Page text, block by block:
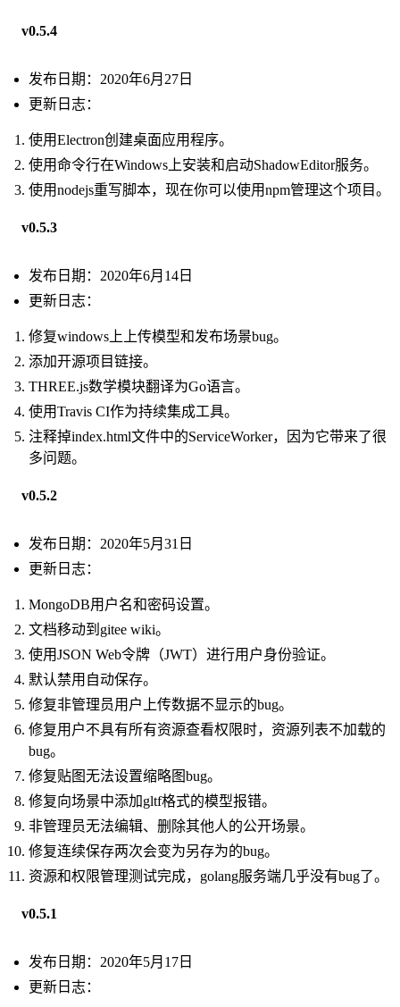
v0.5.4
发布日期：2020年6月27日
更新日志：
使用Electron创建桌面应用程序。
使用命令行在Windows上安装和启动ShadowEditor服务。
使用nodejs重写脚本，现在你可以使用npm管理这个项目。
v0.5.3
发布日期：2020年6月14日
更新日志：
修复windows上上传模型和发布场景bug。
添加开源项目链接。
THREE.js数学模块翻译为Go语言。
使用Travis CI作为持续集成工具。
注释掉index.html文件中的ServiceWorker，因为它带来了很
多问题。
v0.5.2
发布日期：2020年5月31日
更新日志：
MongoDB用户名和密码设置。
文档移动到gitee wiki。
使用JSON Web令牌（JWT）进行用户身份验证。
默认禁用自动保存。
修复非管理员用户上传数据不显示的bug。
修复用户不具有所有资源查看权限时，资源列表不加载的
bug。
修复贴图无法设置缩略图bug。
修复向场景中添加gltf格式的模型报错。
非管理员无法编辑、删除其他人的公开场景。
修复连续保存两次会变为另存为的bug。
资源和权限管理测试完成，golang服务端几乎没有bug了。
v0.5.1
发布日期：2020年5月17日
更新日志：